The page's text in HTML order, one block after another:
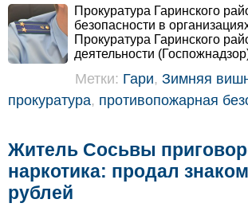
Прокуратура Гаринского
безопасности в
Прокуратура Гаринского
деятельности
Метки: Гари, Зимняя
прокуратура, противопожарная
Житель Сосьвы
наркотика: продал
рублей